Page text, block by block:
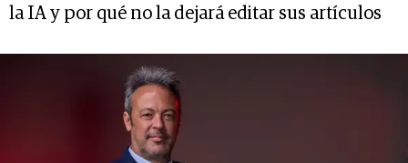
la IA y por qué no la dejará editar sus artículos